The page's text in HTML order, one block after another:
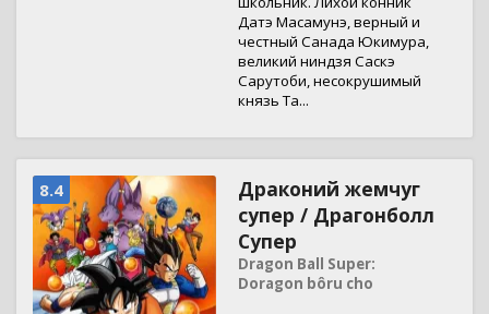
Датэ Масамунэ, верный и
честный Санада Юкимура,
великий ниндзя Саскэ
Сарутоби, несокрушимый
князь Та...
8.4
Драконий жемчуг
супер / Драгонболл
Супер
Dragon Ball Super:
Doragon bôru cho